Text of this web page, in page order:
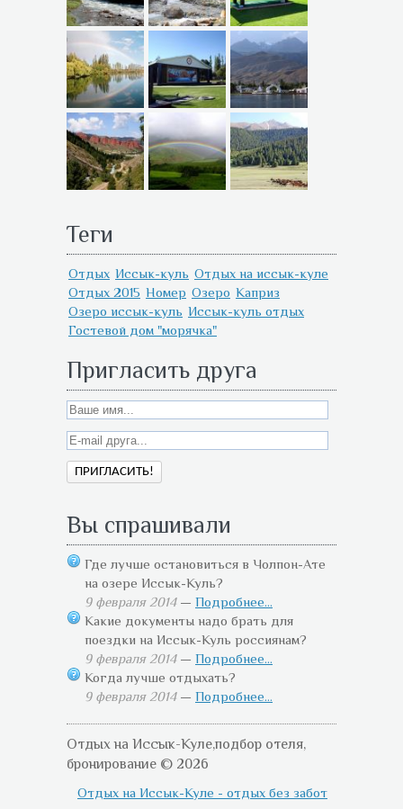
Теги
Отдых Иссык-куль Отдых на иссык-куле
Отдых 2015 Номер Озеро Каприз
Озеро иссык-куль Иссык-куль отдых
Гостевой дом "морячка"
Пригласить друга
Вы спрашивали
Где лучше остановиться в Чолпон-Ате
на озере Иссык-Куль?
9 февраля 2014— Подробнее...
Какие документы надо брать для
поездки на Иссык-Куль россиянам?
9 февраля 2014— Подробнее...
Когда лучше отдыхать?
9 февраля 2014— Подробнее...
Отдых на Иссык-Куле,подбор отеля,
бронирование © 2026
Отдых на Иссык-Куле - отдых без забот